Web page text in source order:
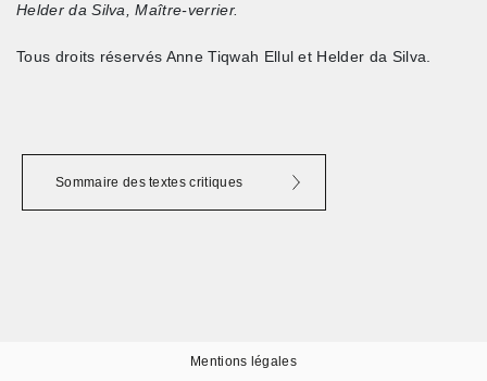
Helder da Silva, Maître-verrier.
Tous droits réservés Anne Tiqwah Ellul et Helder da Silva.
Sommaire des textes critiques
Mentions légales